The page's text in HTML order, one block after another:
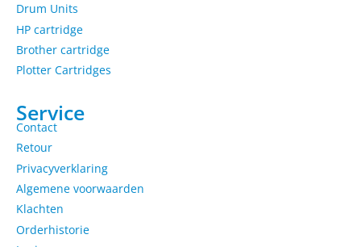
Drum Units
HP cartridge
Brother cartridge
Plotter Cartridges
Service
Contact
Retour
Privacyverklaring
Algemene voorwaarden
Klachten
Orderhistorie